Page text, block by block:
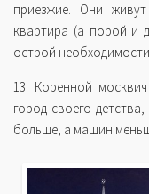
приезжие. Они
квартира (а порой и
острой
13. Коренной
город своего
больше, а машин